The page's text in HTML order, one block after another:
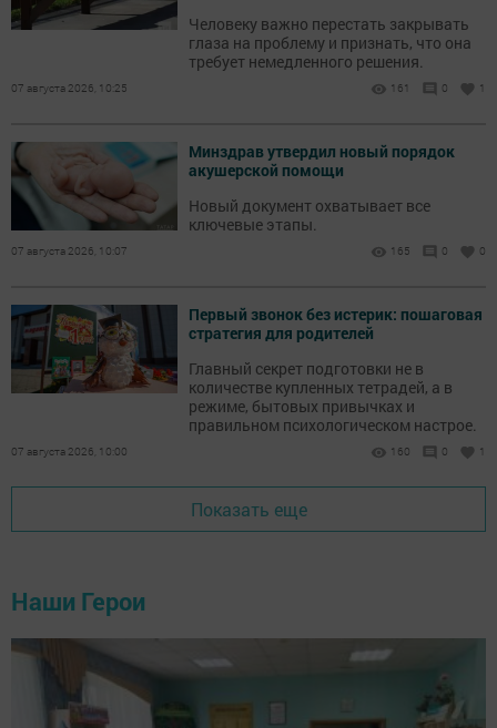
Наши Герои
Человеку важно перестать закрывать
глаза на проблему и признать, что она
требует немедленного решения.
07 августа 2026, 10:25 161 0 1
Минздрав утвердил новый порядок
акушерской помощи
Новый документ охватывает все
ключевые этапы.
07 августа 2026, 10:07 165 0 0
Первый звонок без истерик: пошаговая
стратегия для родителей
Главный секрет подготовки не в
количестве купленных тетрадей, а в
режиме, бытовых привычках и
правильном психологическом настрое.
07 августа 2026, 10:00 160 0 1
Показать еще